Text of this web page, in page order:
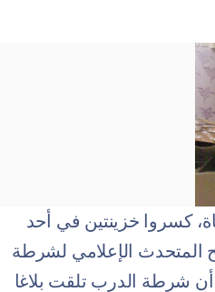
كسروا خزينتين في أحد
المتحدث الإعلامي لشرطة
أن شرطة الدرب تلقت بلاغا